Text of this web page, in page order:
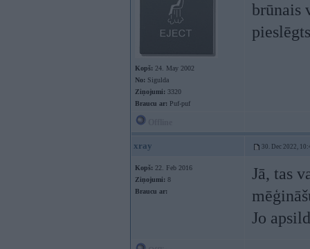
Kopš: 24. May 2002
No: Sigulda
Ziņojumi: 3320
Braucu ar: Puf-puf
brūnais
xray 30. Dec 2022,
Kopš: 22. Feb 2016
Ziņojumi: 8
Braucu ar:
Jā, tas
Jo